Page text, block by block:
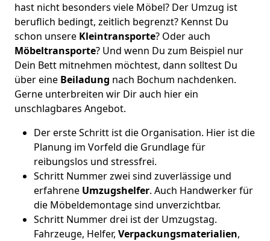
hast nicht besonders viele Möbel? Der Umzug ist
beruflich bedingt, zeitlich begrenzt? Kennst Du
schon unsere Kleintransporte? Oder auch
Möbeltransporte? Und wenn Du zum Beispiel nur
Dein Bett mitnehmen möchtest, dann solltest Du
über eine Beiladung nach Bochum nachdenken.
Gerne unterbreiten wir Dir auch hier ein
unschlagbares Angebot.
Der erste Schritt ist die Organisation. Hier ist die
Planung im Vorfeld die Grundlage für
reibungslos und stressfrei.
Schritt Nummer zwei sind zuverlässige und
erfahrene Umzugshelfer. Auch Handwerker für
die Möbeldemontage sind unverzichtbar.
Schritt Nummer drei ist der Umzugstag.
Fahrzeuge, Helfer, Verpackungsmaterialien,